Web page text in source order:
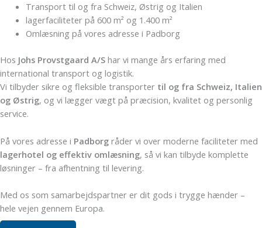
Transport til og fra Schweiz, Østrig og Italien
lagerfaciliteter på 600 m² og 1.400 m²
Omlæsning på vores adresse i Padborg
Hos Johs Provstgaard A/S har vi mange års erfaring med
international transport og logistik.
Vi tilbyder sikre og fleksible transporter til og fra Schweiz, Italien
og Østrig, og vi lægger vægt på præcision, kvalitet og personlig
service.
På vores adresse i Padborg råder vi over moderne faciliteter med
lagerhotel og effektiv omlæsning, så vi kan tilbyde komplette
løsninger – fra afhentning til levering.
Med os som samarbejdspartner er dit gods i trygge hænder –
hele vejen gennem Europa.